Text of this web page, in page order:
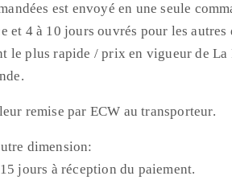
est envoyé en une seule
4 à 10 jours ouvrés pour les
plus rapide / prix en vigueur de
remise par ECW au transporteur.
dimension:
jours à réception du paiement.